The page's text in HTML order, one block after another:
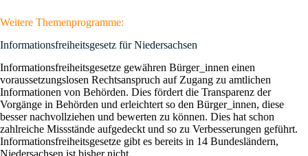
Weitere Themenprogramme:
Informationsfreiheitsgesetz für Niedersachsen
Informationsfreiheitsgesetze gewähren Bürger_innen einen
voraussetzungslosen Rechtsanspruch auf Zugang zu amtlichen
Informationen von Behörden. Dies fördert die Transparenz der
Vorgänge in Behörden und erleichtert so den Bürger_innen, diese
besser nachvollziehen und bewerten zu können. Dies hat schon
zahlreiche Missstände aufgedeckt und so zu Verbesserungen geführt.
Informationsfreiheitsgesetze gibt es bereits in 14 Bundesländern,
Niedersachsen ist bisher nicht…